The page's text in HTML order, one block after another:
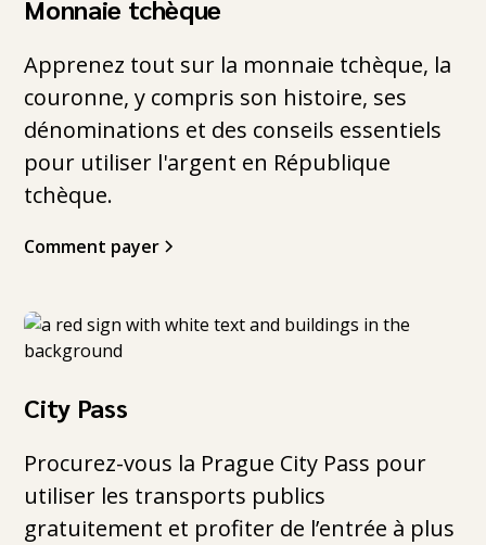
Monnaie tchèque
Apprenez tout sur la monnaie tchèque, la
couronne, y compris son histoire, ses
dénominations et des conseils essentiels
pour utiliser l'argent en République
tchèque.
Comment payer
City Pass
Procurez-vous la Prague City Pass pour
utiliser les transports publics
gratuitement et profiter de l’entrée à plus